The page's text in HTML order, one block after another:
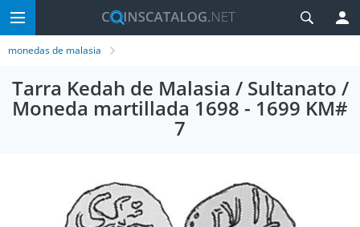
monedas de malasia
Tarra Kedah de Malasia / Sultanato /
Moneda martillada 1698 - 1699 KM#
7